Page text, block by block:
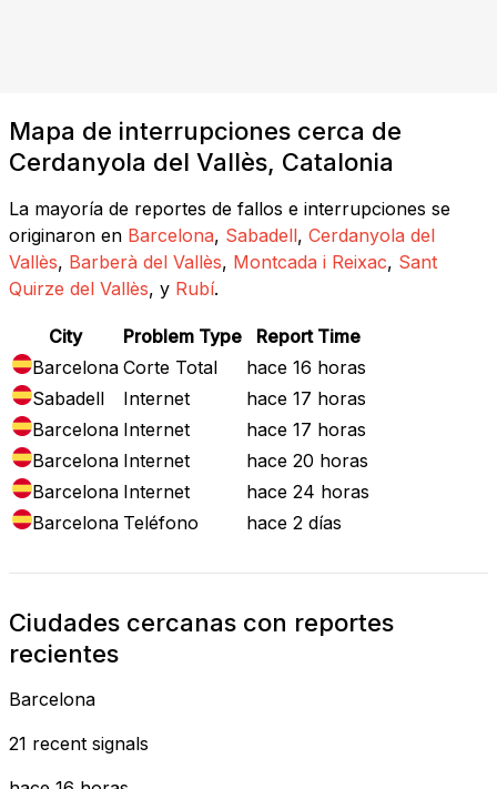
Mapa de interrupciones cerca de
Cerdanyola del Vallès, Catalonia
La mayoría de reportes de fallos e interrupciones se
originaron en Barcelona, Sabadell, Cerdanyola del
Vallès, Barberà del Vallès, Montcada i Reixac, Sant
Quirze del Vallès, y Rubí.
City Problem Type
Report Time
Barcelona Corte Total
hace 16 horas
Sabadell
Internet
hace 17 horas
Barcelona Internet
hace 17 horas
Barcelona Internet
hace 20 horas
Barcelona Internet
hace 24 horas
Barcelona Teléfono hace 2 días
Ciudades cercanas con reportes
recientes
Barcelona
21 recent signals